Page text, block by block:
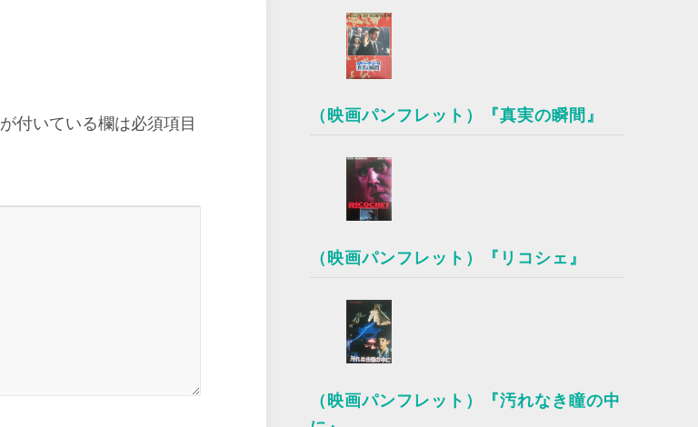
が付いている欄は必須項目
（映画パンフレット）『真実の瞬間』
（映画パンフレット）『リコシェ』
（映画パンフレット）『汚れなき瞳の中